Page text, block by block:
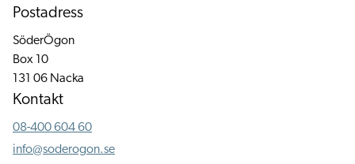
Postadress
SöderÖgon
Box 10
131 06 Nacka
Kontakt
08-400 604 60
info@soderogon.se